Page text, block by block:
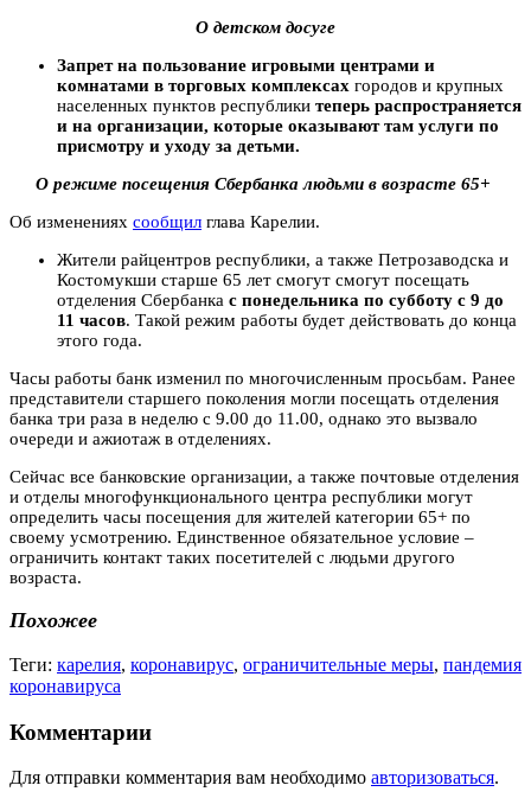
О детском досуге
Запрет на пользование игровыми центрами и
комнатами в торговых комплексах городов и крупных
населенных пунктов республики теперь распространяется
и на организации, которые оказывают там услуги по
присмотру и уходу за детьми.
О режиме посещения Сбербанка людьми в возрасте 65+
Об изменениях сообщил глава Карелии.
Жители райцентров республики, а также Петрозаводска и
Костомукши старше 65 лет смогут смогут посещать
отделения Сбербанка с понедельника по субботу с 9 до
11 часов. Такой режим работы будет действовать до конца
этого года.
Часы работы банк изменил по многочисленным просьбам. Ранее
представители старшего поколения могли посещать отделения
банка три раза в неделю с 9.00 до 11.00, однако это вызвало
очереди и ажиотаж в отделениях.
Сейчас все банковские организации, а также почтовые отделения
и отделы многофункционального центра республики могут
определить часы посещения для жителей категории 65+ по
своему усмотрению. Единственное обязательное условие –
ограничить контакт таких посетителей с людьми другого
возраста.
Похожее
Теги: карелия, коронавирус, ограничительные меры, пандемия
коронавируса
Комментарии
Для отправки комментария вам необходимо авторизоваться.